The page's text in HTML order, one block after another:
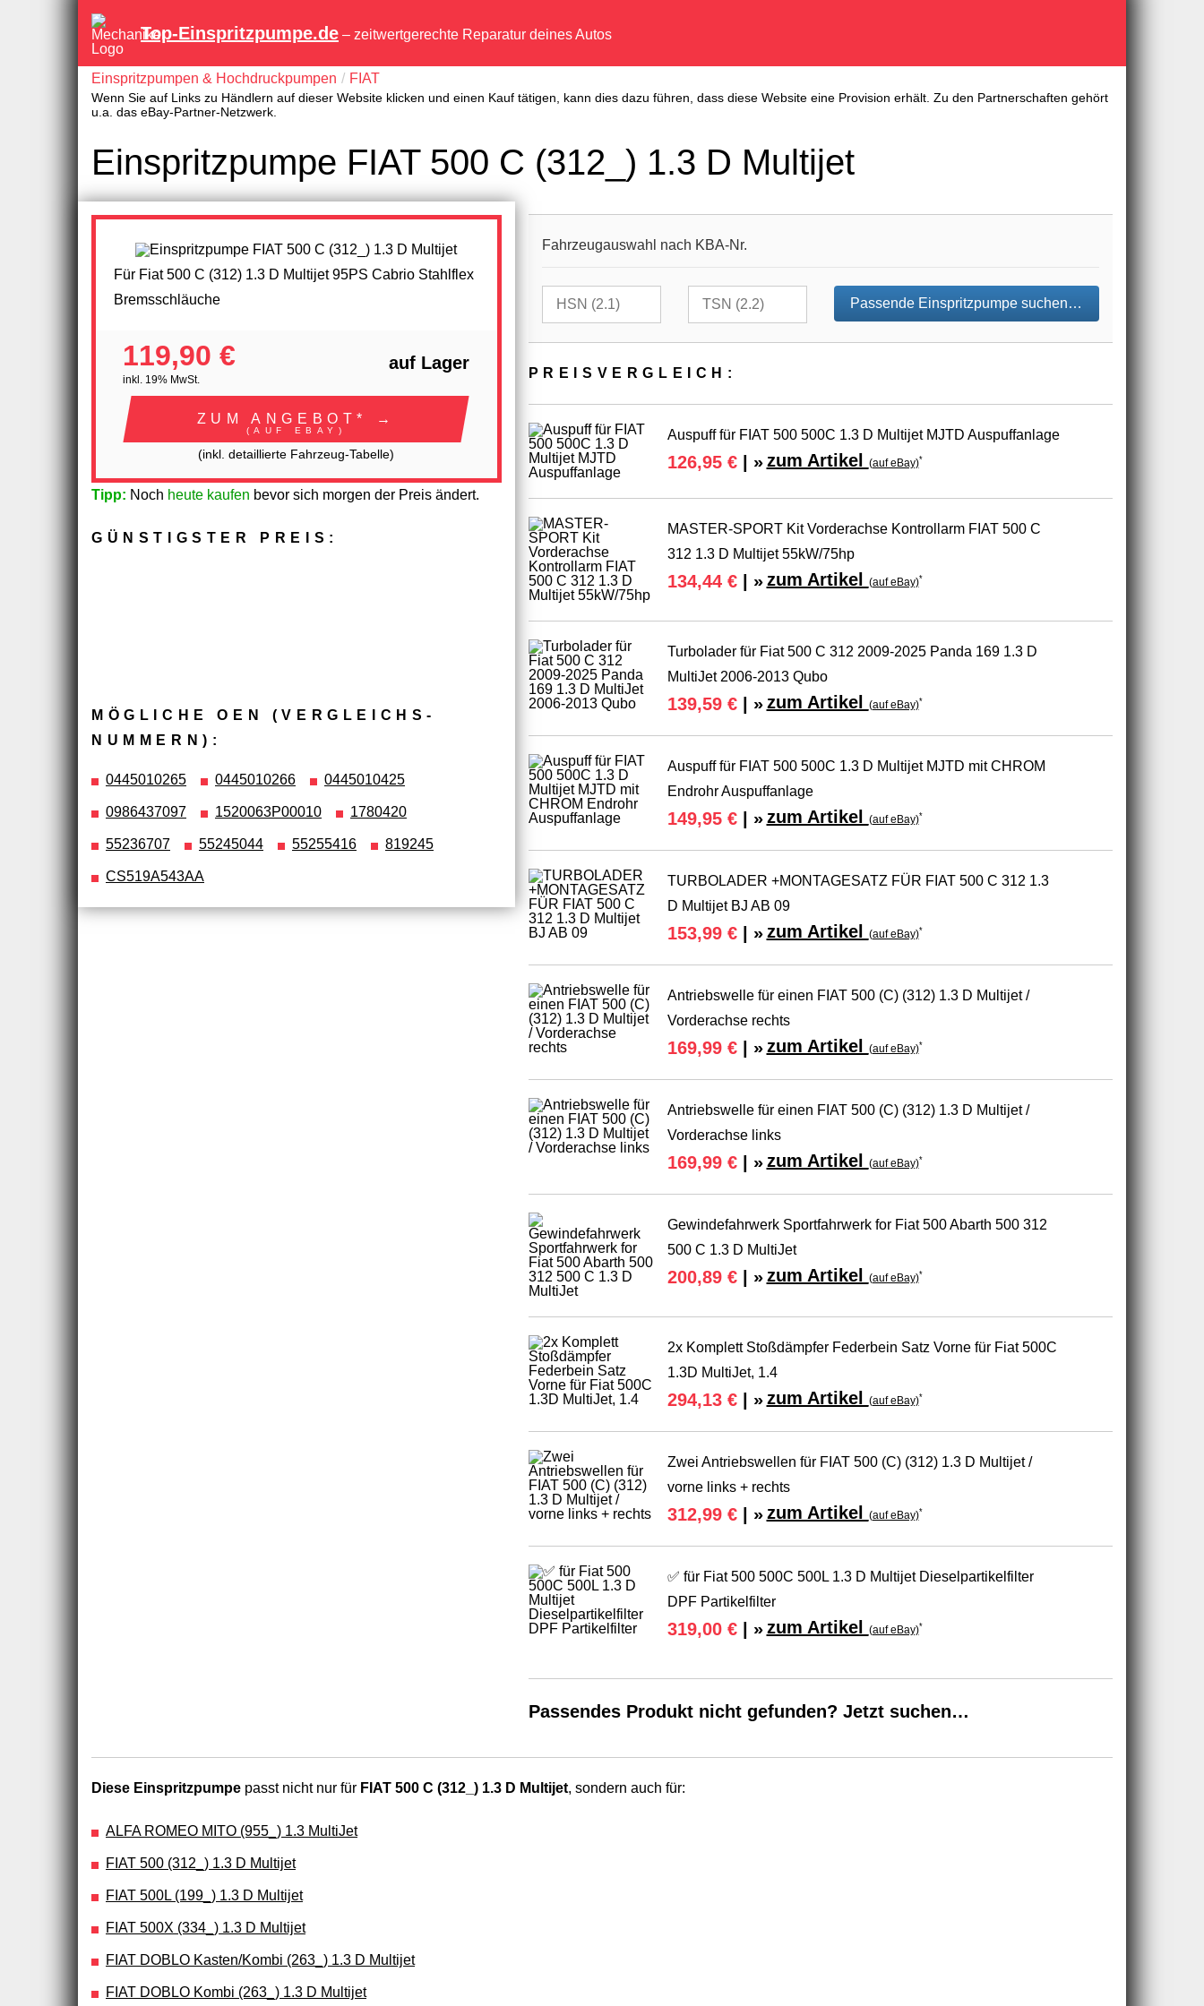
Top-Einspritzpumpe.de – zeitwertgerechte Reparatur deines Autos
Einspritzpumpen & Hochdruckpumpen FIAT
Wenn Sie auf Links zu Händlern auf dieser Website klicken und einen Kauf tätigen, kann dies dazu führen, dass diese Website eine Provision erhält. Zu den Partnerschaften gehört
u.a. das eBay-Partner-Netzwerk.
Einspritzpumpe FIAT 500 C (312_) 1.3 D Multijet
Für Fiat 500 C (312) 1.3 D Multijet 95PS Cabrio Stahlflex
Bremsschläuche
119,90 €
inkl. 19% MwSt.
auf Lager
ZUM ANGEBOT* →
(AUF EBAY)
(inkl. detaillierte Fahrzeug-Tabelle)
Tipp: Noch heute kaufen bevor sich morgen der Preis ändert.
GÜNSTIGSTER PREIS:
MÖGLICHE OEN (VERGLEICHS­
NUMMERN):
0445010265 0445010266 0445010425
0986437097 1520063P00010 1780420
55236707 55245044 55255416 819245
CS519A543AA
Fahrzeugauswahl nach KBA-Nr.
Passende Einspritzpumpe suchen…
PREIS­VER­GLEICH:
Auspuff für FIAT 500 500C 1.3 D Multijet MJTD Auspuffanlage
126,95 €| » zum Artikel (auf eBay)*
MASTER-SPORT Kit Vorderachse Kontrollarm FIAT 500 C
312 1.3 D Multijet 55kW/75hp
134,44 €| » zum Artikel (auf eBay)*
Turbolader für Fiat 500 C 312 2009-2025 Panda 169 1.3 D
MultiJet 2006-2013 Qubo
139,59 €| » zum Artikel (auf eBay)*
Auspuff für FIAT 500 500C 1.3 D Multijet MJTD mit CHROM
Endrohr Auspuffanlage
149,95 €| » zum Artikel (auf eBay)*
TURBOLADER +MONTAGESATZ FÜR FIAT 500 C 312 1.3
D Multijet BJ AB 09
153,99 €| » zum Artikel (auf eBay)*
Antriebswelle für einen FIAT 500 (C) (312) 1.3 D Multijet /
Vorderachse rechts
169,99 €| » zum Artikel (auf eBay)*
Antriebswelle für einen FIAT 500 (C) (312) 1.3 D Multijet /
Vorderachse links
169,99 €| » zum Artikel (auf eBay)*
Gewindefahrwerk Sportfahrwerk for Fiat 500 Abarth 500 312
500 C 1.3 D MultiJet
200,89 €| » zum Artikel (auf eBay)*
2x Komplett Stoßdämpfer Federbein Satz Vorne für Fiat 500C
1.3D MultiJet, 1.4
294,13 €| » zum Artikel (auf eBay)*
Zwei Antriebswellen für FIAT 500 (C) (312) 1.3 D Multijet /
vorne links + rechts
312,99 €| » zum Artikel (auf eBay)*
✅ für Fiat 500 500C 500L 1.3 D Multijet Dieselpartikelfilter
DPF Partikelfilter
319,00 €| » zum Artikel (auf eBay)*
Passendes Produkt nicht gefunden? Jetzt suchen…
Diese Einspritzpumpe passt nicht nur für FIAT 500 C (312_) 1.3 D Multijet, sondern auch für:
ALFA ROMEO MITO (955_) 1.3 MultiJet
FIAT 500 (312_) 1.3 D Multijet
FIAT 500L (199_) 1.3 D Multijet
FIAT 500X (334_) 1.3 D Multijet
FIAT DOBLO Kasten/Kombi (263_) 1.3 D Multijet
FIAT DOBLO Kombi (263_) 1.3 D Multijet